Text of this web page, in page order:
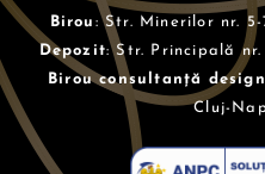
Birou : Str. Minerilor nr.
Depozit: Str. Principală nr.
Birou consultanță design
Cluj-